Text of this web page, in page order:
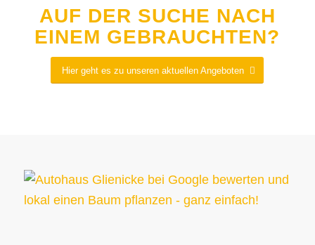
AUF DER SUCHE NACH
EINEM GEBRAUCHTEN?
Hier geht es zu unseren aktuellen Angeboten